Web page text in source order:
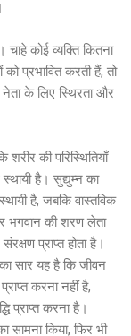
चाहे कोई व्यक्ति कितना
को प्रभावित करती हैं, तो
के लिए स्थिरता और
की परिस्थितियाँ
है। सुद्युम्न का
है, जबकि वास्तविक
भगवान की शरण लेता
प्राप्त होता है।
सार यह है कि जीवन
करना नहीं है,
प्राप्त करना है।
किया, फिर भी